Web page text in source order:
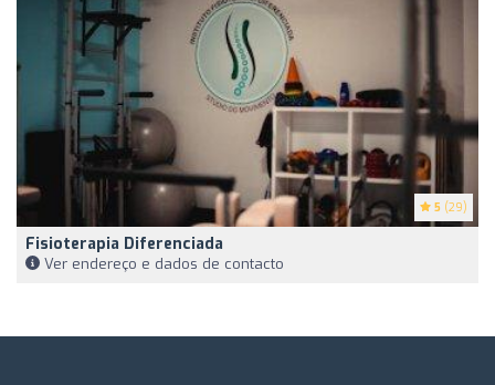
5 (29)
Fisioterapia Diferenciada
Ver endereço e dados de contacto